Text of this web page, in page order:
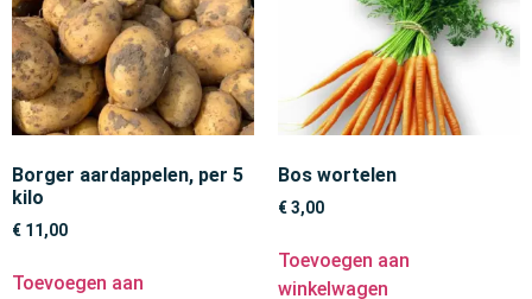
Borger aardappelen, per 5
kilo
€ 11,00
Toevoegen aan
Bos wortelen
€3,00
Toevoegen aan
winkelwagen